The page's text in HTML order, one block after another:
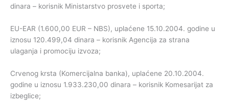
dinara – korisnik Ministarstvo prosvete i sporta;
EU-EAR (1.600,00 EUR – NBS), uplaćene 15.10.2004. godine u
iznosu 120.499,04 dinara – korisnik Agencija za strana
ulaganja i promociju izvoza;
Crvenog krsta (Komercijalna banka), uplaćene 20.10.2004.
godine u iznosu 1.933.230,00 dinara – korisnik Komesarijat za
izbeglice;